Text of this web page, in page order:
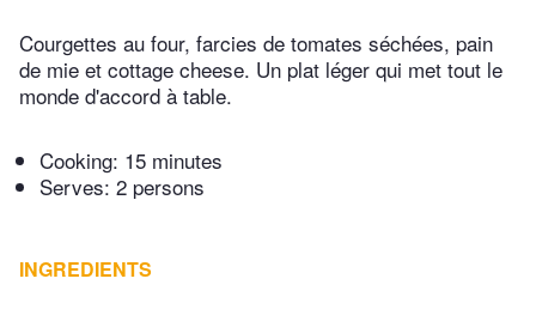
Courgettes au four, farcies de tomates séchées, pain
de mie et cottage cheese. Un plat léger qui met tout le
monde d'accord à table.
Cooking: 15 minutes
Serves: 2 persons
INGREDIENTS